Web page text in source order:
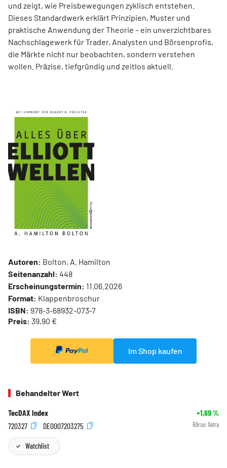
und zeigt, wie Preisbewegungen zyklisch entstehen.
Dieses Standardwerk erklärt Prinzipien, Muster und
praktische Anwendung der Theorie – ein unverzichtbares
Nachschlagewerk für Trader, Analysten und Börsenprofis,
die Märkte nicht nur beobachten, sondern verstehen
wollen. Präzise, tiefgründig und zeitlos aktuell.
Autoren: Bolton, A. Hamilton
Seitenanzahl: 448
Erscheinungstermin: 11.06.2026
Format: Klappenbroschur
ISBN: 978-3-68932-073-7
Preis: 39,90 €
Im Shop kaufen
Behandelter Wert
TecDAX Index +1,69%
720327
DE0007203275 Börse: Xetra
Watchlist